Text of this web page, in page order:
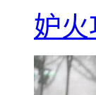
妒火